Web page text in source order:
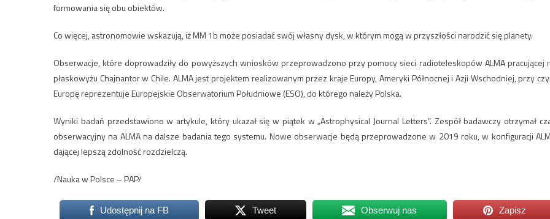
formowania się obu obiektów.
Co więcej, astronomowie wskazują, iż MM 1b może posiadać swój własny dysk, w którym mogą w przyszłości narodzić się planety.
Obserwacje, które doprowadziły do powyższych wniosków przeprowadzono przy pomocy sieci radioteleskopów ALMA pracującej
płaskowyżu Chajnantor w Chile. ALMA jest projektem realizowanym przez kraje Europy, Ameryki Północnej i Azji Wschodniej, przy
Europę reprezentuje Europejskie Obserwatorium Południowe (ESO), do którego należy Polska.
Wyniki badań przedstawiono w artykule, który ukazał się w piątek w „Astrophysical Journal Letters”. Zespół badawczy otrzymał
obserwacyjny na ALMA na dalsze badania tego systemu. Nowe obserwacje będą przeprowadzone w 2019 roku, w konfiguracji
dającej lepszą zdolność rozdzielczą.
/Nauka w Polsce – PAP/
Udostępnij na FB Tweet Obserwuj nas Zapisz